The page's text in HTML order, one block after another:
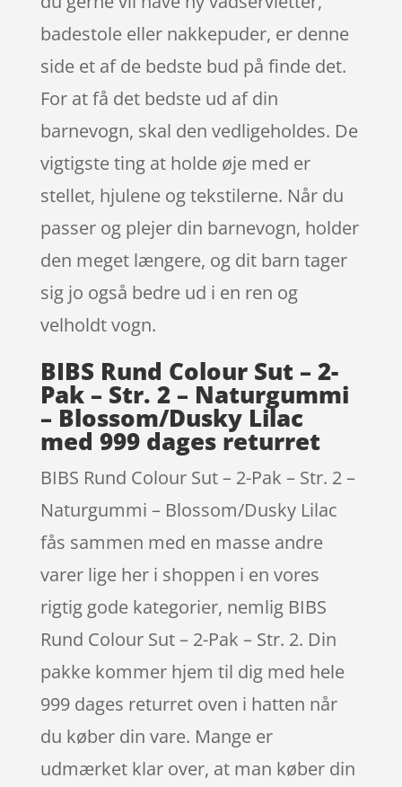
badestole eller nakkepuder, er denne
side et af de bedste bud på finde det.
For at få det bedste ud af din
barnevogn, skal den vedligeholdes. De
vigtigste ting at holde øje med er
stellet, hjulene og tekstilerne. Når du
passer og plejer din barnevogn, holder
den meget længere, og dit barn tager
sig jo også bedre ud i en ren og
velholdt vogn.
BIBS Rund Colour Sut – 2-
Pak – Str. 2 – Naturgummi
– Blossom/Dusky Lilac
med 999 dages returret
BIBS Rund Colour Sut – 2-Pak – Str. 2 –
Naturgummi – Blossom/Dusky Lilac
fås sammen med en masse andre
varer lige her i shoppen i en vores
rigtig gode kategorier, nemlig BIBS
Rund Colour Sut – 2-Pak – Str. 2. Din
pakke kommer hjem til dig med hele
999 dages returret oven i hatten når
du køber din vare. Mange er
udmærket klar over, at man køber din